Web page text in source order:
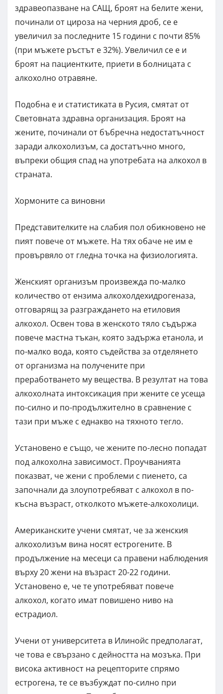
здравеопазване на САЩ, броят на белите жени,
починали от цироза на черния дроб, се е
увеличил за последните 15 години с почти 85%
(при мъжете ръстът е 32%). Увеличил се е и
броят на пациентките, приети в болницата с
алкохолно отравяне.
Подобна е и статистиката в Русия, смятат от
Световната здравна организация. Броят на
жените, починали от бъбречна недостатъчност
заради алкохолизъм, са достатъчно много,
въпреки общия спад на употребата на алкохол в
страната.
Хормоните са виновни
Представителките на слабия пол обикновено не
пият повече от мъжете. На тях обаче не им е
провървяло от гледна точка на физиологията.
Женският организъм произвежда по-малко
количество от ензима алкохолдехидрогеназа,
отговарящ за разграждането на етиловия
алкохол. Освен това в женското тяло съдържа
повече мастна тъкан, която задържа етанола, и
по-малко вода, която съдейства за отделянето
от организма на получените при
преработването му вещества. В резултат на това
алкохолната интоксикация при жените се усеща
по-силно и по-продължително в сравнение с
тази при мъже с еднакво на тяхното тегло.
Установено е също, че жените по-лесно попадат
под алкохолна зависимост. Проучванията
показват, че жени с проблеми с пиенето, са
започнали да злоупотребяват с алкохол в по-
късна възраст, отколкото мъжете-алкохолици.
Американските учени смятат, че за женския
алкохолизъм вина носят естрогените. В
продължение на месеци са правени наблюдения
върху 20 жени на възраст 20-22 години.
Установено е, че те употребяват повече
алкохол, когато имат повишено ниво на
естрадиол.
Учени от университета в Илинойс предполагат,
че това е свързано с дейността на мозъка. При
висока активност на рецепторите спрямо
естрогена, те се възбуждат по-силно при